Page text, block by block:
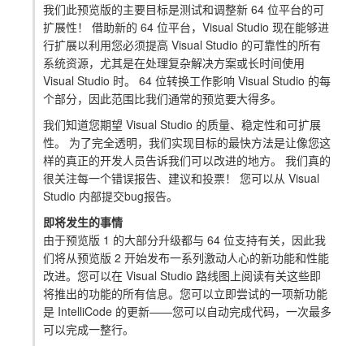
我们此预览版的主要目标是测试和调整新 64 位平台的可
扩展性！ 借助新的 64 位平台，Visual Studio 现在能够进
行扩展以利用您必须提高 Visual Studio 的可靠性的所有
系统资源，尤其是在处理复杂解决方案或长时间使用
Visual Studio 时。 64 位转换工作影响 Visual Studio 的每
个部分，因此范围比我们通常的预览要大得多。
我们知道您期望 Visual Studio 的质量、稳定性和可扩展
性。 为了完全透明，我们实现目标的最快方法是让像您这
样的真正的开发人员告诉我们可以改进的地方。 我们真的
很关注每一个错误报告、建议和投票！ 您可以从 Visual
Studio 内部提交bug报告。
即将发生的事情
由于预览版 1 的大部分升级都与 64 位支持有关，因此我
们将从预览版 2 开始发布一系列激动人心的新功能和性能
改进。您可以在 Visual Studio 路线图上阅读有关这些即
将推出的功能的所有信息。您可以立即尝试的一项新功能
是 IntelliCode 的更新——您可以自动完成代码，一次最多
可以完成一整行。